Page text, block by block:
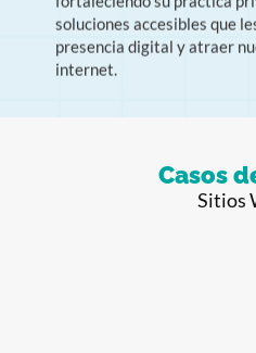
presencia digital y atraer
internet.
Casos
Sitios